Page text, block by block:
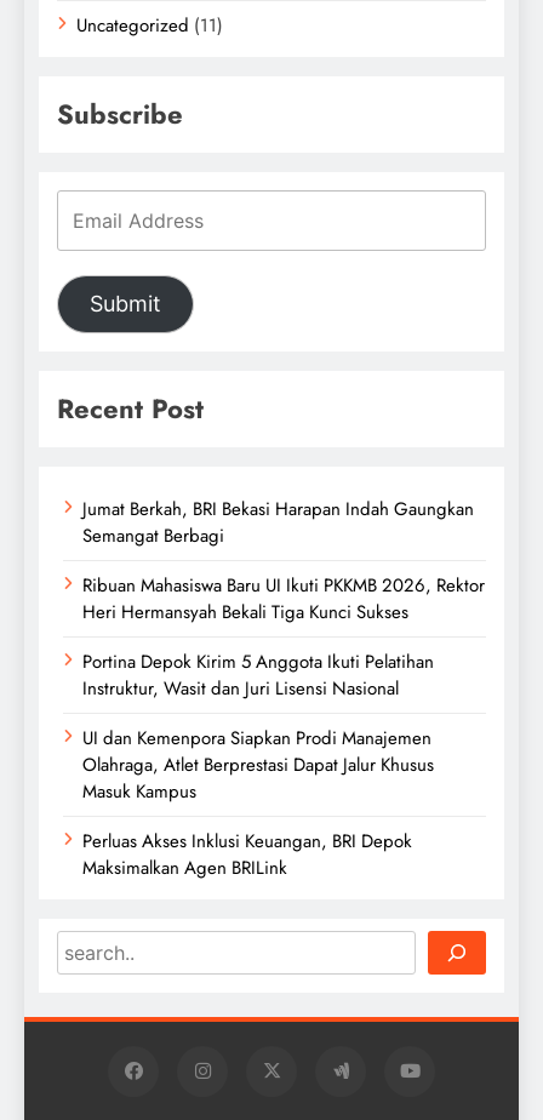
Uncategorized (11)
Subscribe
Submit
Recent Post
Jumat Berkah, BRI Bekasi Harapan Indah Gaungkan
Semangat Berbagi
Ribuan Mahasiswa Baru UI Ikuti PKKMB 2026, Rektor
Heri Hermansyah Bekali Tiga Kunci Sukses
Portina Depok Kirim 5 Anggota Ikuti Pelatihan
Instruktur, Wasit dan Juri Lisensi Nasional
UI dan Kemenpora Siapkan Prodi Manajemen
Olahraga, Atlet Berprestasi Dapat Jalur Khusus
Masuk Kampus
Perluas Akses Inklusi Keuangan, BRI Depok
Maksimalkan Agen BRILink
Search